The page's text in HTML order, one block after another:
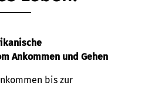
Ankommen und Gehen
bis zur